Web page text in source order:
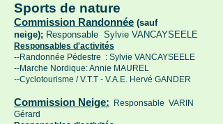
Sports de nature
Commission Randonnée (sauf
neige); Responsable Sylvie VANCAYSEELE
Responsables d'activités
--Randonnée Pédestre : Sylvie VANCAYSEELE
--Marche Nordique: Annie MAUREL
--Cyclotourisme / V.T.T - V.A.E. Hervé GANDER
Commission Neige: Responsable VARIN
Gérard